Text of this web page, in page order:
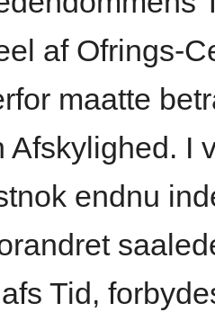
af Ofrings-
maatte
Afskylighed. I
endnu
Tid,